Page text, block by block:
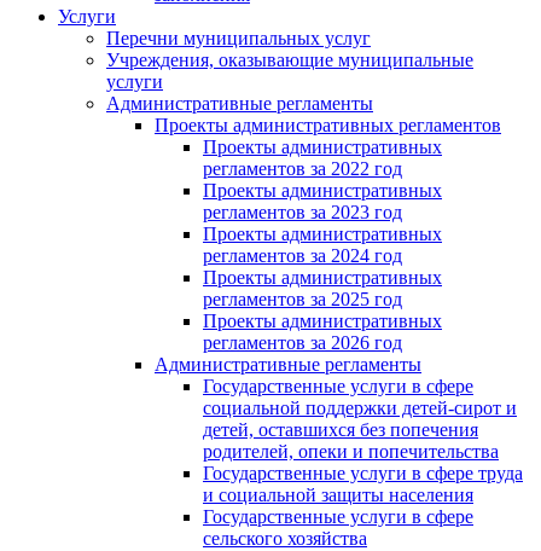
Услуги
Перечни муниципальных услуг
Учреждения, оказывающие муниципальные
услуги
Административные регламенты
Проекты административных регламентов
Проекты административных
регламентов за 2022 год
Проекты административных
регламентов за 2023 год
Проекты административных
регламентов за 2024 год
Проекты административных
регламентов за 2025 год
Проекты административных
регламентов за 2026 год
Административные регламенты
Государственные услуги в сфере
социальной поддержки детей-сирот и
детей, оставшихся без попечения
родителей, опеки и попечительства
Государственные услуги в сфере труда
и социальной защиты населения
Государственные услуги в сфере
сельского хозяйства